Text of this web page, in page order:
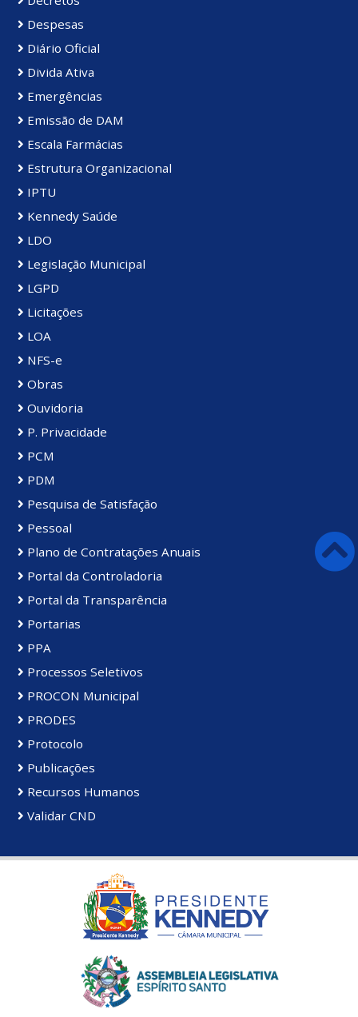
Despesas
Diário Oficial
Divida Ativa
Emergências
Emissão de DAM
Escala Farmácias
Estrutura Organizacional
IPTU
Kennedy Saúde
LDO
Legislação Municipal
LGPD
Licitações
LOA
NFS-e
Obras
Ouvidoria
P. Privacidade
PCM
PDM
Pesquisa de Satisfação
Pessoal
Plano de Contratações Anuais
Portal da Controladoria
Portal da Transparência
Portarias
PPA
Processos Seletivos
PROCON Municipal
PRODES
Protocolo
Publicações
Recursos Humanos
Validar CND